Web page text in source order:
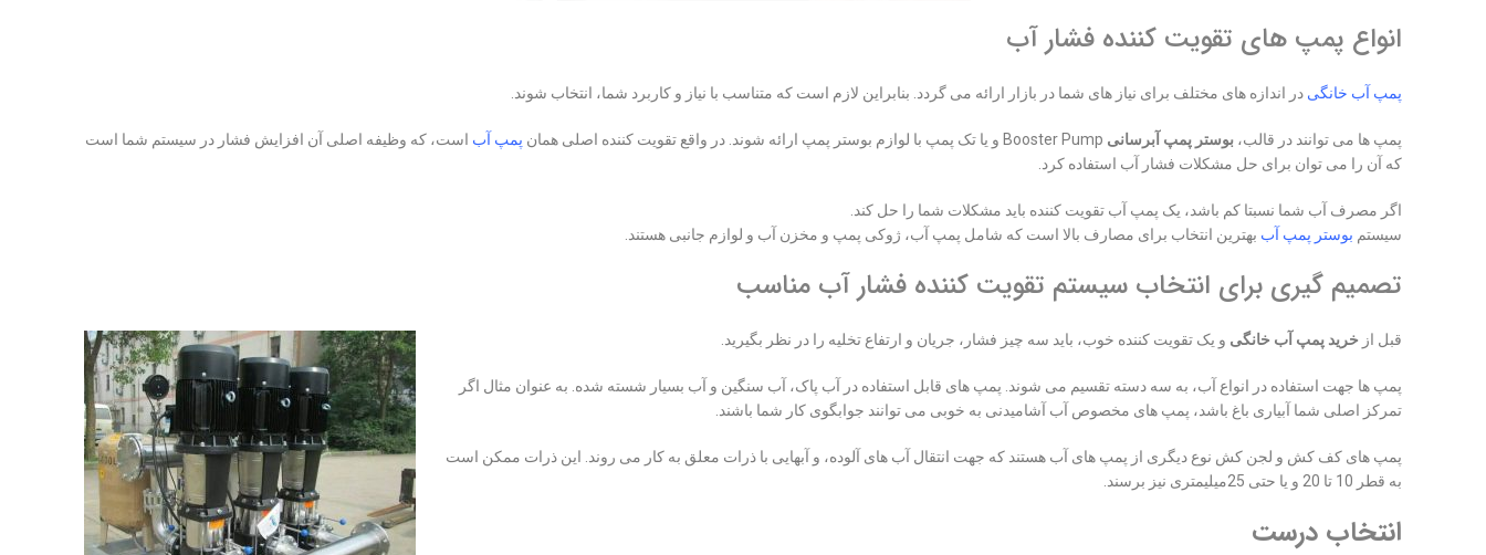
انواع پمپ های تقویت کننده فشار آب
پمپ آب خانگی در اندازه های مختلف برای نیاز های شما در بازار ارائه می گردد. بنابراین لازم است که متناسب با نیاز و کاربرد شما، انتخاب شوند.
پمپ ها می توانند در قالب، بوستر پمپ آبرسانی پمپ آب است، که وظیفه اصلی آن افزایش فشار در سیستم شما است
که آن را می توان برای حل مشکلات فشار آب استفاده کرد.
اگر مصرف آب شما نسبتا کم باشد، یک پمپ آب تقویت کننده باید مشکلات شما را حل کند.
سیستم بوستر پمپ آب بهترین انتخاب برای مصارف بالا است که شامل پمپ آب، ژوکی پمپ و مخزن آب و لوازم جانبی هستند.
تصمیم گیری برای انتخاب سیستم تقویت کننده فشار آب مناسب
قبل از خرید پمپ آب خانگی و یک تقویت کننده خوب، باید سه چیز فشار، جریان و ارتفاع تخلیه را در نظر بگیرید.
پمپ ها جهت استفاده در انواع آب، به سه دسته تقسیم می شوند. پمپ های قابل استفاده در آب پاک، آب سنگین و آب بسیار شسته شده. به عنوان مثال اگر
تمرکز اصلی شما آبیاری باغ باشد، پمپ های مخصوص آب آشامیدنی به خوبی می توانند جوابگوی کار شما باشند.
پمپ های کف کش و لجن کش نوع دیگری از پمپ های آب هستند که جهت انتقال آب های آلوده، و آبهایی با ذرات معلق به کار می روند. این ذرات ممکن است
به قطر 10 تا 20 و یا حتی 25میلیمتری نیز برسند.
انتخاب درست